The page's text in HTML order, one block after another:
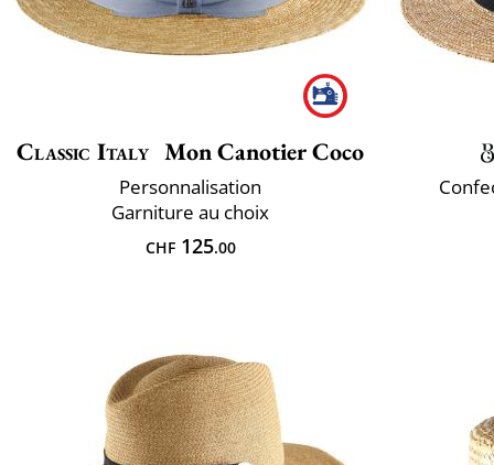
Classic Italy Mon Canotier Coco
Personnalisation
Garniture au choix
CHF125.00